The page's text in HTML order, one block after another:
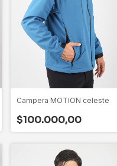
Campera MOTION celeste
$100.000,00